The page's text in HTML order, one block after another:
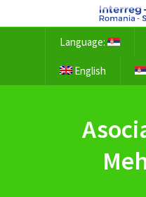
Language:
English